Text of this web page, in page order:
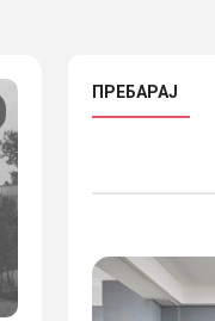
ПРЕБАРАЈ